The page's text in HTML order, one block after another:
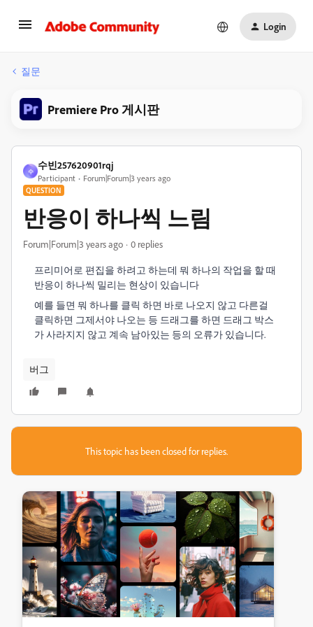
Login
질문
Premiere Pro 게시판
수
수빈257620901rqj
Participant Forum|Forum|3 years ago
QUESTION
반응이 하나씩 느림
Forum|Forum|3 years ago 0 replies
프리미어로 편집을 하려고 하는데 뭐 하나의 작업을 할 때
반응이 하나씩 밀리는 현상이 있습니다
예를 들면 뭐 하나를 클릭 하면 바로 나오지 않고 다른걸
클릭하면 그제서야 나오는 등 드래그를 하면 드래그 박스
가 사라지지 않고 계속 남아있는 등의 오류가 있습니다.
버그
This topic has been closed for replies.